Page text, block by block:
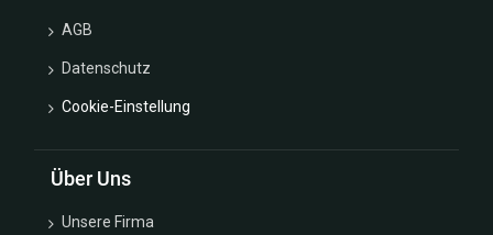
AGB
Datenschutz
Cookie-Einstellung
Über Uns
Unsere Firma